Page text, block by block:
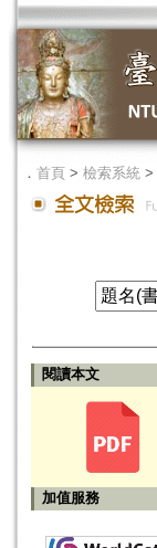
． 首頁 > 檢索系統 >
閱讀本文
加值服務